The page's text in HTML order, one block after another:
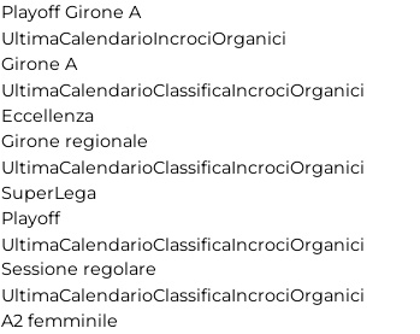
Playoff Girone A
UltimaCalendarioIncrociOrganici
Girone A
UltimaCalendarioClassificaIncrociOrganici
Eccellenza
Girone regionale
UltimaCalendarioClassificaIncrociOrganici
SuperLega
Playoff
UltimaCalendarioClassificaIncrociOrganici
Sessione regolare
UltimaCalendarioClassificaIncrociOrganici
A2 femminile